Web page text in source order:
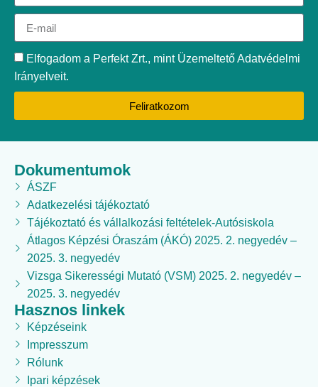
Elfogadom a Perfekt Zrt., mint Üzemeltető Adatvédelmi
Irányelveit.
Feliratkozom
Dokumentumok
ÁSZF
Adatkezelési tájékoztató
Tájékoztató és vállalkozási feltételek-Autósiskola
Átlagos Képzési Óraszám (ÁKÓ) 2025. 2. negyedév –
2025. 3. negyedév
Vizsga Sikerességi Mutató (VSM) 2025. 2. negyedév –
2025. 3. negyedév
Hasznos linkek
Képzéseink
Impresszum
Rólunk
Ipari képzések